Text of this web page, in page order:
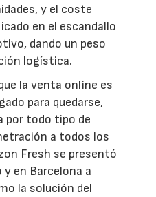
y el coste
en el escandallo
dando un peso
logística.
la venta online es
para quedarse,
por todo tipo de
a todos los
Fresh se presentó
en Barcelona a
la solución del